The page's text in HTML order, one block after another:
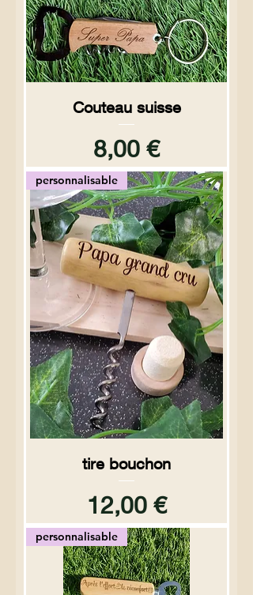
Couteau suisse
Prix
8,00 €
personnalisable
tire bouchon
Prix
12,00 €
personnalisable